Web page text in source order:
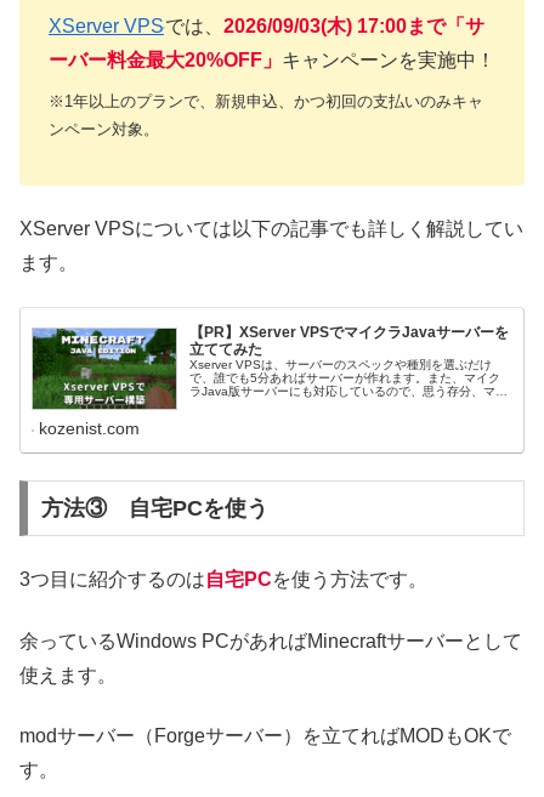
XServer VPSでは、 2026/09/03(木) 17:00まで「サ
ーバー料金最大20%OFF」 キャンペーンを実施中！
※1年以上のプランで、新規申込、かつ初回の支払いのみキャ
ンペーン対象。
XServer VPSについては以下の記事でも詳しく解説してい
ます。
【PR】XServer VPSでマイクラJavaサーバーを
立ててみた
Xserver VPSは、サーバーのスペックや種別を選ぶだけ
で、誰でも5分あればサーバーが作れます。また、マイク
ラJava版サーバーにも対応しているので、思う存分、マル
kozenist.com
方法③ 自宅PCを使う
3つ目に紹介するのは自宅PCを使う方法です。
余っているWindows PCがあればMinecraftサーバーとして
使えます。
modサーバー（Forgeサーバー）を立てればMODもOKで
す。